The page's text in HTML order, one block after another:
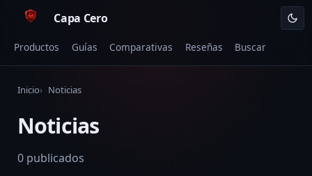
Capa Cero
Productos Guías Comparativas Reseñas Buscar
Inicio Noticias
Noticias
0 publicados